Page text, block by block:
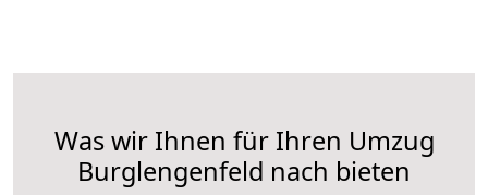
Was wir Ihnen für Ihren Umzug
Burglengenfeld nach bieten